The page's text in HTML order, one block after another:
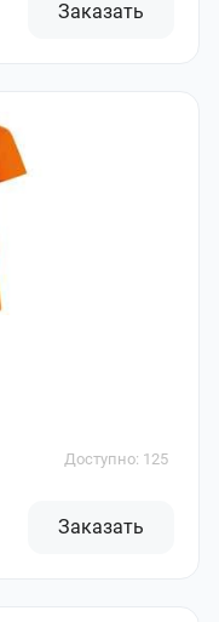
Заказать
Доступно: 125
Заказать